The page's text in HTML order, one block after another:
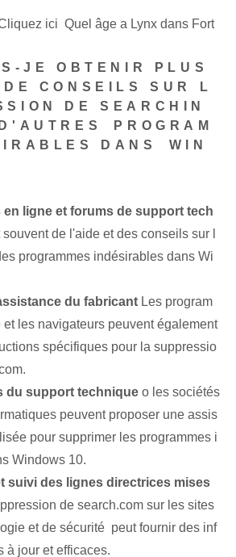
ici Quel âge a Lynx dans Fort
JE OBTENIR PLUS
CONSEILS SUR L
DE ‌SEARCHIN
PROGRAM
DANS ⁤WIN
ligne et forums de support tech
souvent de l'aide et des conseils sur l
programmes indésirables dans Wi
du fabricant⁢ Les program
et les navigateurs peuvent également
spécifiques pour la suppressio
du support technique o⁢ les sociétés
peuvent proposer une assis
pour supprimer les programmes i
Windows 10.
suivi des lignes directrices mises
de search.com sur les sites
et de sécurité ⁤ peut fournir des inf
à jour‌ et efficaces.